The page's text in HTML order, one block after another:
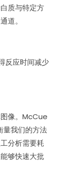
质与特定方
道。
反应时间减少
像。McCue
量我们的方法
分析需要耗
够快速大批